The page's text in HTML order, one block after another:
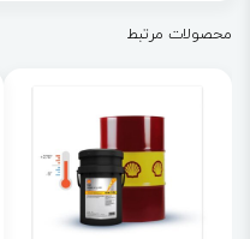
محصولات مرتبط